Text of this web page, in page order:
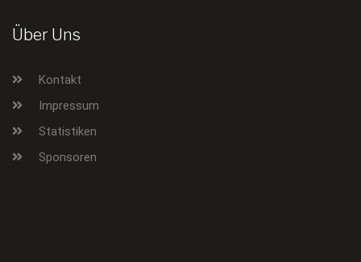
Über Uns
Kontakt
Impressum
Statistiken
Sponsoren